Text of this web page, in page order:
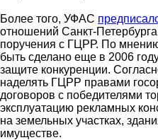
Более того, УФАС
отношений Санкт-
поручения с ГЦРР. По
быть сделано еще в 2006
защите конкуренции.
наделять ГЦРР правами
договоров с победителями
эксплуатацию рекламных
на земельных участках,
имуществе.